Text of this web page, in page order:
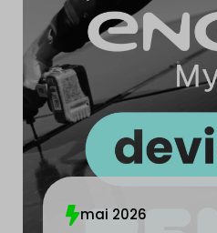
mai 2026